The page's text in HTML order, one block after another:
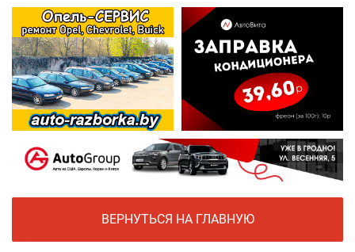
ВЕРНУТЬСЯ НА ГЛАВНУЮ